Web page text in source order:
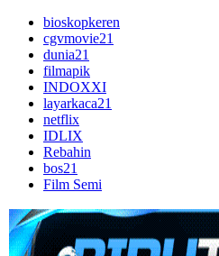
bioskopkeren
cgvmovie21
dunia21
filmapik
INDOXXI
layarkaca21
netflix
IDLIX
Rebahin
bos21
Film Semi